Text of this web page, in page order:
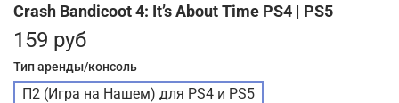
Crash Bandicoot 4: It’s About Time PS4 | PS5
159 руб
Тип аренды/консоль
П2 (Игра на Нашем) для PS4 и PS5